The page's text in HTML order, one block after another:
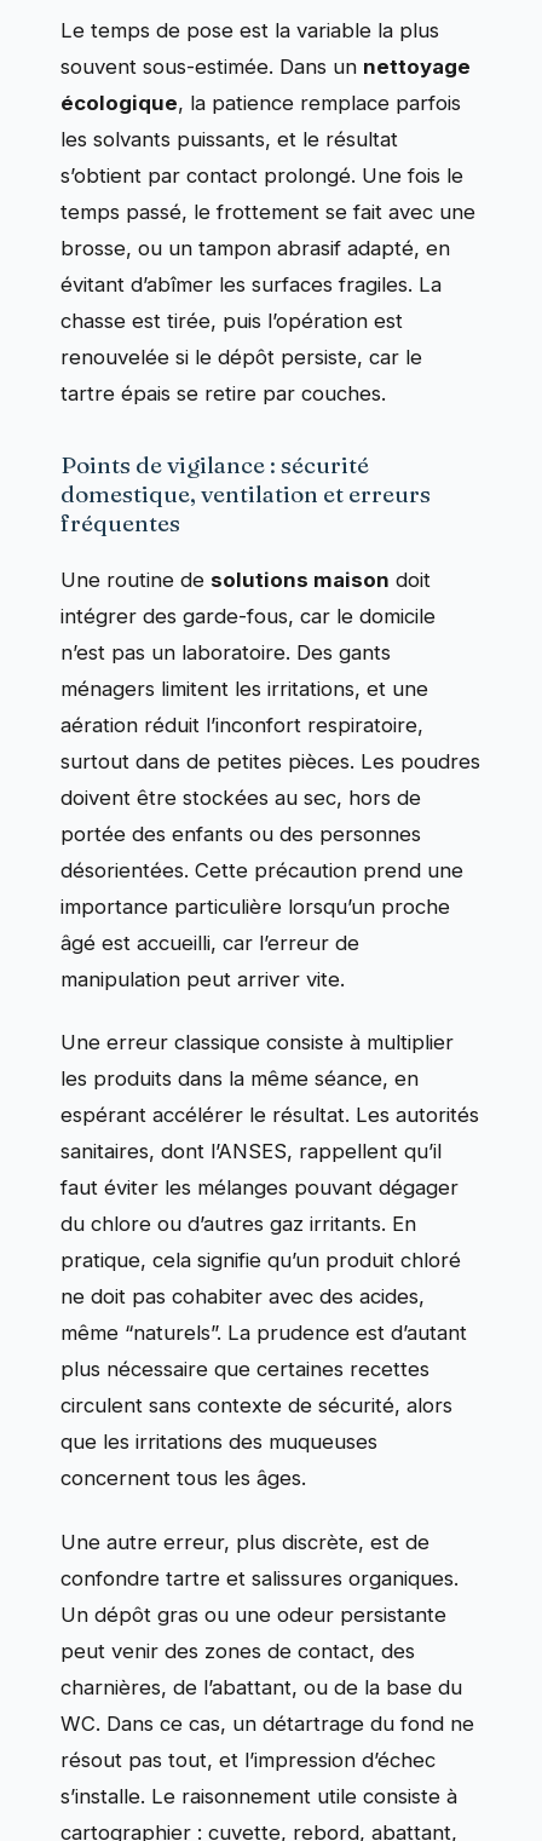
Le temps de pose est la variable la plus
souvent sous-estimée. Dans un nettoyage
écologique, la patience remplace parfois
les solvants puissants, et le résultat
s’obtient par contact prolongé. Une fois le
temps passé, le frottement se fait avec une
brosse, ou un tampon abrasif adapté, en
évitant d’abîmer les surfaces fragiles. La
chasse est tirée, puis l’opération est
renouvelée si le dépôt persiste, car le
tartre épais se retire par couches.
Points de vigilance : sécurité
domestique, ventilation et erreurs
fréquentes
Une routine de solutions maison doit
intégrer des garde-fous, car le domicile
n’est pas un laboratoire. Des gants
ménagers limitent les irritations, et une
aération réduit l’inconfort respiratoire,
surtout dans de petites pièces. Les poudres
doivent être stockées au sec, hors de
portée des enfants ou des personnes
désorientées. Cette précaution prend une
importance particulière lorsqu’un proche
âgé est accueilli, car l’erreur de
manipulation peut arriver vite.
Une erreur classique consiste à multiplier
les produits dans la même séance, en
espérant accélérer le résultat. Les autorités
sanitaires, dont l’ANSES, rappellent qu’il
faut éviter les mélanges pouvant dégager
du chlore ou d’autres gaz irritants. En
pratique, cela signifie qu’un produit chloré
ne doit pas cohabiter avec des acides,
même “naturels”. La prudence est d’autant
plus nécessaire que certaines recettes
circulent sans contexte de sécurité, alors
que les irritations des muqueuses
concernent tous les âges.
Une autre erreur, plus discrète, est de
confondre tartre et salissures organiques.
Un dépôt gras ou une odeur persistante
peut venir des zones de contact, des
charnières, de l’abattant, ou de la base du
WC. Dans ce cas, un détartrage du fond ne
résout pas tout, et l’impression d’échec
s’installe. Le raisonnement utile consiste à
cartographier : cuvette, rebord, abattant,